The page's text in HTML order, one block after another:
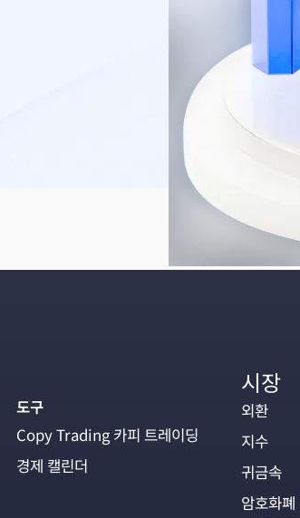
도구
Copy Trading 카피 트레이딩
경제 캘린더
시장
외환
지수
귀금속
암호화폐